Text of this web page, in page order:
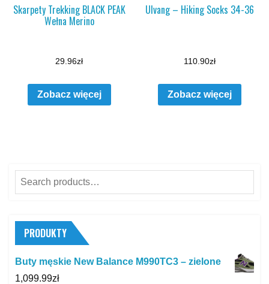
Skarpety Trekking BLACK PEAK
Wełna Merino
29.96zł
Zobacz więcej
Ulvang – Hiking Socks 34-36
110.90zł
Zobacz więcej
Search
for:
PRODUKTY
Buty męskie New Balance M990TC3 – zielone
1,099.99zł